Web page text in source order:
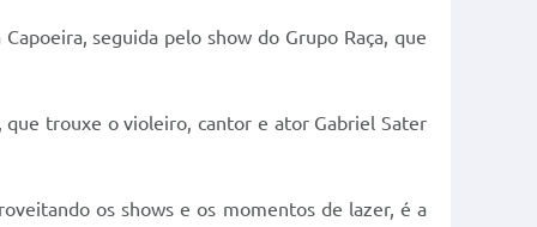
seguida pelo show do Grupo Raça, que
trouxe o violeiro, cantor e ator Gabriel Sater
os shows e os momentos de lazer, é a